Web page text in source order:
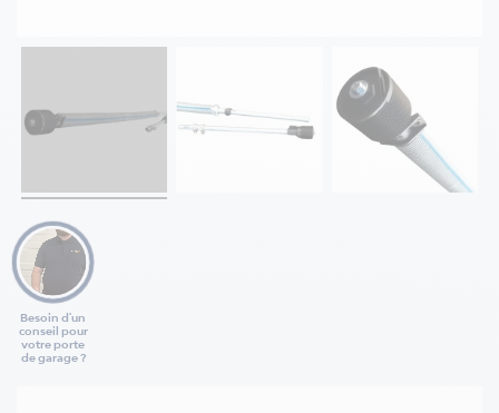
Besoin d'un
conseil pour
votre porte
de garage ?